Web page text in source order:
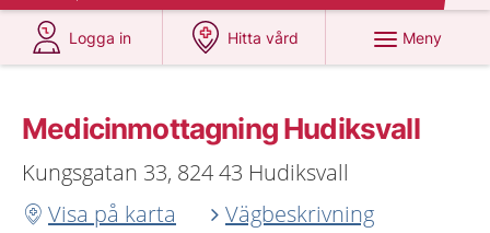
Logga in
på 1177.se
Hitta vård
på 1177.se
Meny
Medicinmottagning Hudiksvall
Kungsgatan 33, 824 43 Hudiksvall
Visa på karta
Vägbeskrivning